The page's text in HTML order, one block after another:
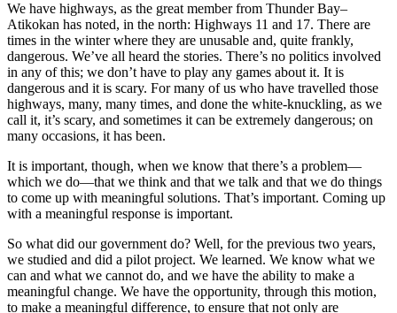
We have highways, as the great member from Thunder Bay–
Atikokan has noted, in the north: Highways 11 and 17. There are
times in the winter where they are unusable and, quite frankly,
dangerous. We’ve all heard the stories. There’s no politics involved
in any of this; we don’t have to play any games about it. It is
dangerous and it is scary. For many of us who have travelled those
highways, many, many times, and done the white-knuckling, as we
call it, it’s scary, and sometimes it can be extremely dangerous; on
many occasions, it has been.
It is important, though, when we know that there’s a problem—
which we do—that we think and that we talk and that we do things
to come up with meaningful solutions. That’s important. Coming up
with a meaningful response is important.
So what did our government do? Well, for the previous two years,
we studied and did a pilot project. We learned. We know what we
can and what we cannot do, and we have the ability to make a
meaningful change. We have the opportunity, through this motion,
to make a meaningful difference, to ensure that not only are